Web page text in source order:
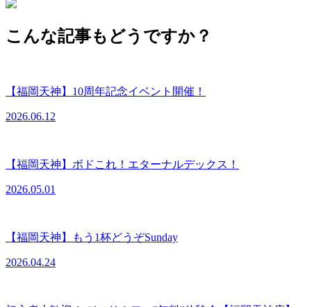
こんな記事もどうですか？
【福岡天神】10周年記念イベント開催！
2026.06.12
【福岡天神】ボドこれ！エターナルデックス！
2026.05.01
【福岡天神】もう1杯どうぞSunday
2026.04.24